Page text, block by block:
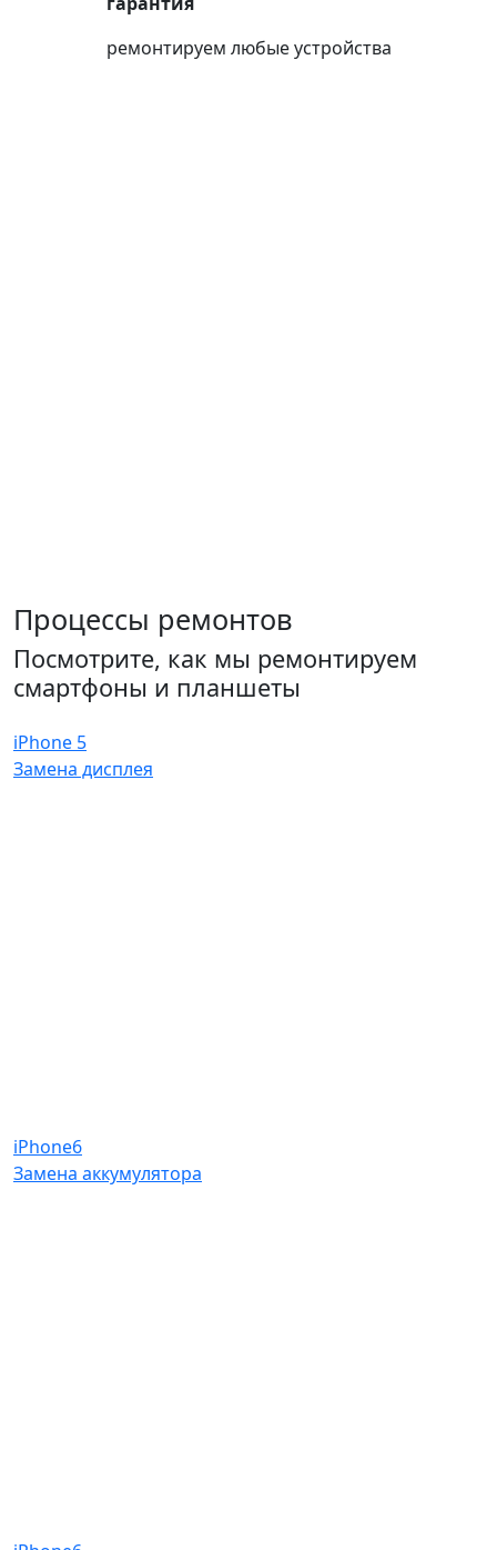
ремонтируем любые устройства
Процессы ремонтов
Посмотрите, как мы ремонтируем
смартфоны и планшеты
iPhone 5
Замена дисплея
iPhone6
Замена аккумулятора